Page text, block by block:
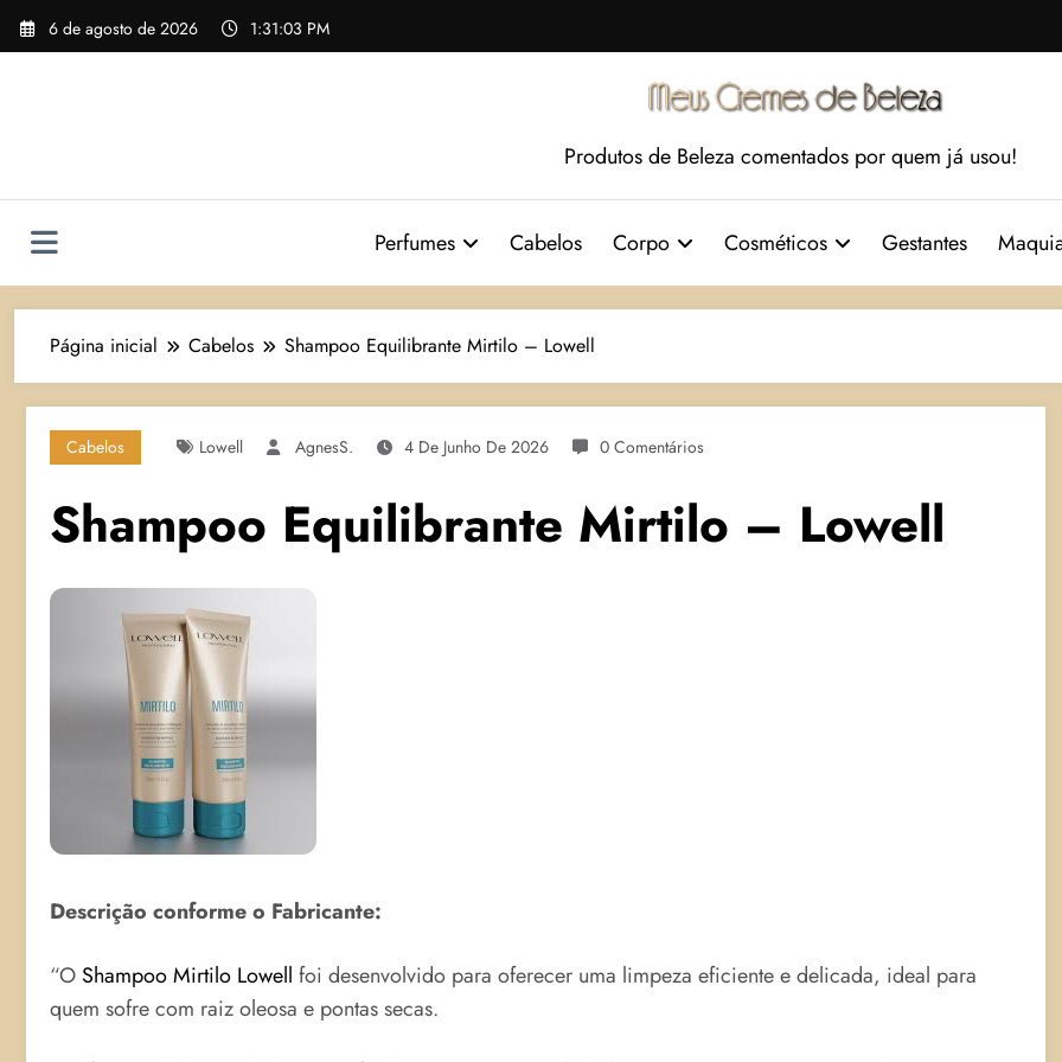
Pular
para
6 de agosto de 2026 1:31:04 PM
Produtos de Beleza comentados por quem já usou!
Perfumes Cabelos Corpo Cosméticos Gestantes
Página inicial Cabelos Shampoo Equilibrante Mirtilo – Lowell
Cabelos Lowell AgnesS. 4 De Junho De 2026 0 Comentários
Shampoo Equilibrante Mirtilo – Lowell
Descrição conforme o Fabricante:
“O Shampoo Mirtilo Lowell foi desenvolvido para oferecer uma limpeza eficiente e delicada, ideal para
quem sofre com raiz oleosa e pontas secas.